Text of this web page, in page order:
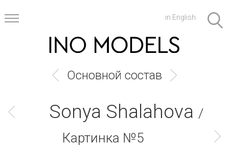
in English
Основной состав
Sonya Shalahova /
Картинка №5